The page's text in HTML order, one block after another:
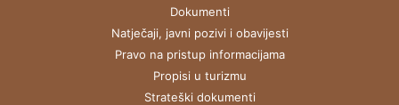
Dokumenti
Natječaji, javni pozivi i obavijesti
Pravo na pristup informacijama
Propisi u turizmu
Strateški dokumenti